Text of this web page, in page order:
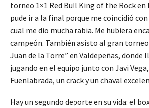
torneo 1×1 Red Bull King of the Rock en
pude ir a la final porque me coincidió
cual me dio mucha rabia. Me hubiera
campeón. También asisto al gran
Juan de la Torre” en Valdepeñas, donde
jugando en el equipo junto con Javi
Fuenlabrada, un crack y un chaval
Hay un segundo deporte en su vida: el